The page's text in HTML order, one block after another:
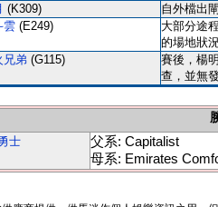
(K309) 自外檔出
雲 (E249)
大部分途
的場地狀
兄弟 (G115)
賽後，楊
查，並無
士
父系: Capitalist
母系: Emirates